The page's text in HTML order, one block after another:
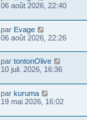
06 août 2026, 22:40
par Evage
06 août 2026, 22:26
par tontonOlive
10 juil. 2026, 16:36
par kuruma
19 mai 2026, 16:02